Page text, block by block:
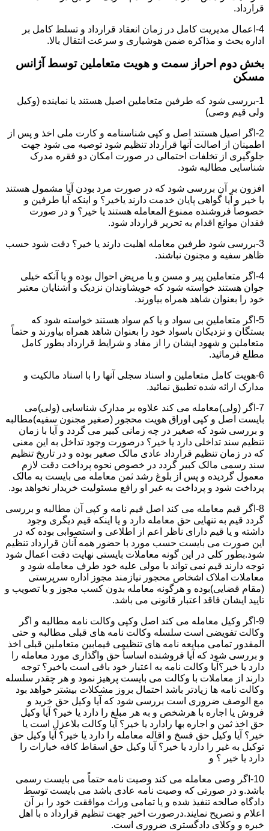
قرارداد.
4-اعمال مدیریت کامل در زمان انعقاد قرارداد و تسلط کامل بر
اداره بحث و مذاکره ضمن هوشیاری و سرعت انتقال بالا.
بخش دوم احراز سمت و هویت متعاملین توسط آژانس
مسکن
1-بررسی شود که طرفین متعاملین اصیل هستند یا نماینده (وکیل
ولی قیم وصی)
2-اگر اصیل هستند اصل و کپی شناسنامه و کارت ملی اخذ و پس از
اطمینان از اصالت آنها قرارداد تنظیم شود توصیه می شود جهت
جلوگیری از تخلفات احتمالی در صورت امکان دو فقره مدرک
شناسایی مطالبه شود.
افزون بر آن بررسی شود که در صورت مرد بودن آیا مشمول هستند
یا خیر و آیا گواهی پایان خدمت دارند یاخیر؟ و اینکه آیا طرفین و
خصوصاً فروشنده ممنوع المعامله هستند یا خیر؟ و در صورت
فقدان موانع اقدام به تحریر قرارداد شود.
3-بررسی شود طرفین معامله اهلیت دارند یا خیر؟ دقت شود حسب
ظاهر سفیه و مجنون نباشند.
4-اگر متعاملین پیر و مسن و یا مریض احوال بوده و یا آنکه خیلی
جوان هستند خواسته شود که خویشاوندان نزدیک و آشنایان معتبر
خود را بعنوان شاهد همراه بیاورند.
5-اگر متعاملین بی سواد و یا کم سواد هستند خواسته شود که
بستگان و نزدیکان باسواد خود را بعنوان شاهد همراه بیاورند و حتماً
متعاملین و شهود ایشان را از مفاد و شرایط قرارداد بطور کامل
مطلع فرمائید.
6-هویت کامل متعاملین و اسناد سجلی آنها را با اسناد مالکیت و
مدارک ارائه شده تطبیق نمائید.
7-اگر (ولی)معامله می کند علاوه بر مدارک شناسایی (ولی)می
بایست اصل و کپی اوراق هویت محجور (صغیر مجنون سفیه)مطالبه
و بررسی شود که صغیر در چه زمانی کبیر می گردد و آیا با زمان
تنظیم سند تداخلی دارد یا خیر؟ درصورت وجود تداخل به این معنی
که در زمان تنظیم قرارداد عادی مالک صغیر بوده و در تاریخ تنظیم
سند رسمی مالک کبیر گردد در خصوص نحوه پرداخت دقت لازم
معمول گردیده و پس از بلوغ رشد ثمن معامله می بایست به مالک
پرداخت شود و پرداخت به غیر او رافع مسئولیت خریدار نخواهد بود.
8-اگر قیم معامله می کند اصل قیم نامه و کپی آن مطالبه و بررسی
گردد قیم به تنهایی حق معامله دارد و یا اینکه قیم دیگری وجود
داشته و یا قیم دارای ناظر اعم از اطلاعی و استصوابی بوده که در
این صورت می بایست حسب مورد با حضور همه آنان قرارداد تنظیم
شود.بطور کلی در این گونه معاملات بایستی نهایت دقت اعمال شود
توجه دارند قیم نمی تواند با مولی علیه خود طرف معامله شود و
معاملات املاک اشخاص محجور نیازمند مجوز اداره سرپرستی
(مقام قضایی)بوده و هرگونه معامله بدون کسب مجوز و یا تصویب و
تایید ایشان فاقد اعتبار قانونی می باشد.
9-اگر وکیل معامله می کند اصل وکپی وکالت نامه مطالبه و اگر
وکالت تفویضی است سلسله وکالت نامه های قبلی مطالبه و حتی
المقدور تمامی مبایعه نامه های تنظیمی فیمابین متعاملین قبلی اخذ
و بررسی شود که آیا فروشنده اساساً حق واگذاری مورد معامله را
دارد یا خیر؟آیا وکالت نامه به اعتبار خود باقی است یاخیر؟ توجه
دارند از معاملات با وکالت می بایست پرهیز نمود و هر چقدر سلسله
وکالت نامه ها زیادتر باشد احتمال بروز مشکلات بیشتر خواهد بود
مع الوصف ضروری است بررسی شود که آیا وکیل حق خرید و
فروش یا اجاره با هرشخص و به هر مبلغ را دارد یا خیر؟ آیا وکیل
حق اخذ ثمن و اجاره بها رادارد یا خیر؟ آیا وکالت بلاعزل است یا
خیر؟ آیا وکیل حق فسخ و اقاله معامله را دارد یا خیر؟ آیا وکیل حق
توکیل به غیر را دارد یا خیر؟ آیا وکیل حق اسقاط کافه خیارات را
دارد یا خیر ؟ و
10-اگر وصی معامله می کند وصیت نامه حتماً می بایست رسمی
باشد.و در صورتی که وصیت نامه عادی باشد می بایست توسط
دادگاه صالحه تنفیذ شده و یا تمامی وراث موافقت خود را بر آن
اعلام و تصریح نمایند.درصورت اخیر جهت تنظیم قرارداد ه با اهل
خبره و وکلای دادگستری ضروری است.